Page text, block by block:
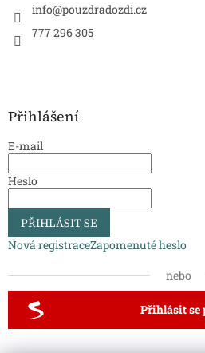
info@pouzdradozdi.cz
777 296 305
Přihlášení
E-mail
Heslo
PŘIHLÁSIT SE
Nová registraceZapomenuté heslo
nebo
Přihlásit se